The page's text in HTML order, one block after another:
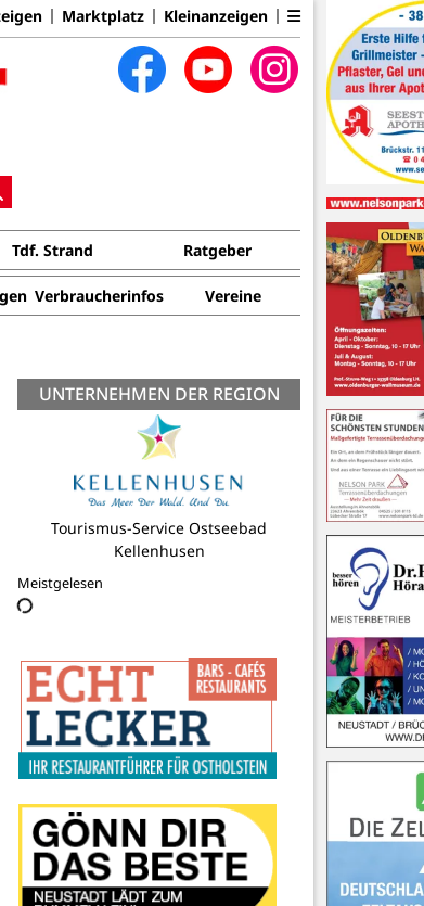
Marktplatz Kleinanzeigen
Tdf. Strand Ratgeber
Verbraucherinfos Vereine
UNTERNEHMEN DER REGION
Neustädter Musiksommer
Meistgelesen